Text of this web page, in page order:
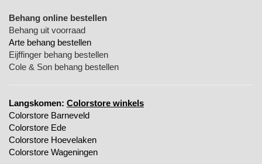
Behang online bestellen
Behang uit voorraad
Arte behang bestellen
Eijffinger behang bestellen
Cole & Son behang bestellen
Langskomen: Colorstore winkels
Colorstore Barneveld
Colorstore Ede
Colorstore Hoevelaken
Colorstore Wageningen